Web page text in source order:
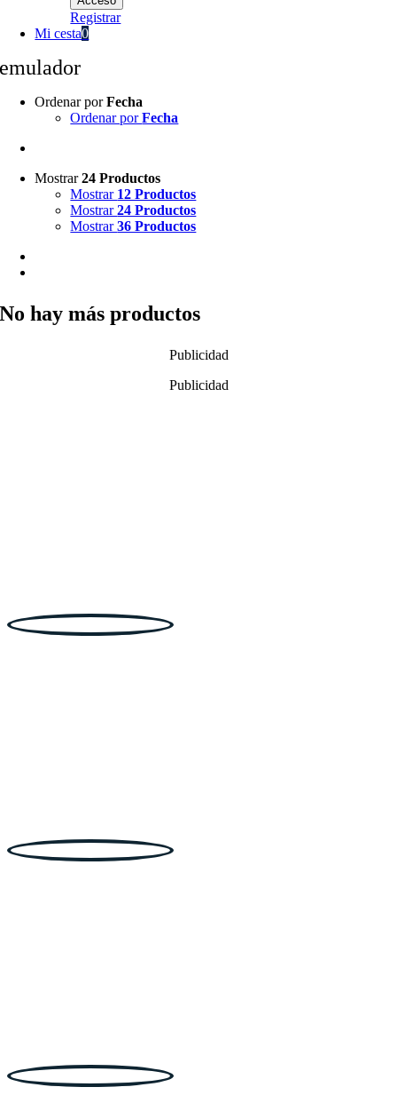
Registrar
Mi cesta0
emulador
Ordenar porFecha
Ordenar porFecha
Mostrar24 Productos
Mostrar 12 Productos
Mostrar24 Productos
Mostrar36 Productos
No hay más productos
Publicidad
Publicidad